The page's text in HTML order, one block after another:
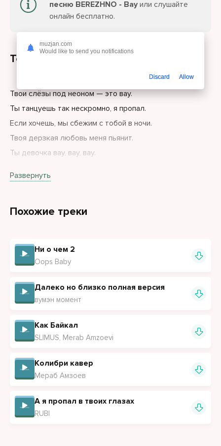
песню BEREZHNO - Вау или слушайте
онлайн бесплатно.
Текст песни
Твои слёзы под неоном — это вау.
Ты танцуешь так нескромно, я пропал.
Если хочешь, мы сбежим с тобой в ночи.
Твоя дерзкая любовь меня пьянит.
Ты девочка вау, вау, вау.
Развернуть
Похожие треки
Ни о чем 2
Oops Baby
Далеко но близко полная версия
вумэн момент
Как Байкал
SLIMUS, Merab Amzoevi
Колибри кавер
Мераб Амзоев
А я пропал в твоих глазах
RUBI
muzjan.com
Would like to send you notifications
Discard Allow